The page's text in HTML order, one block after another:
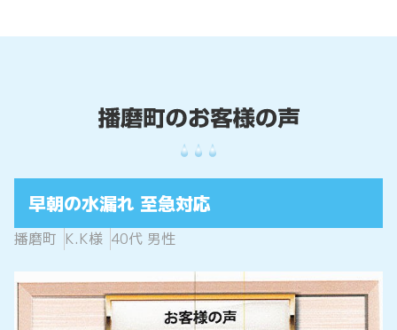
早朝の水漏れ 至急対応
播磨町 K.K様 40代 男性